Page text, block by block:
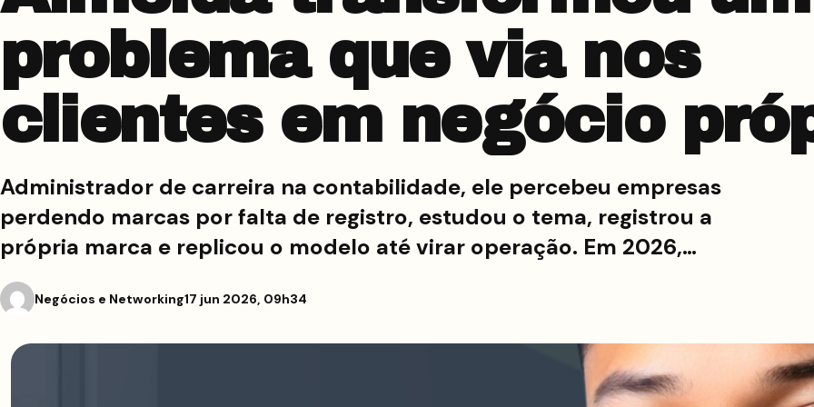
problema que via nos
clientes em negócio
Administrador de carreira na contabilidade, ele percebeu empresas
perdendo marcas por falta de registro, estudou o tema, registrou a
própria marca e replicou o modelo até virar operação. Em 2026,…
Negócios e Networking17 jun 2026, 09h34